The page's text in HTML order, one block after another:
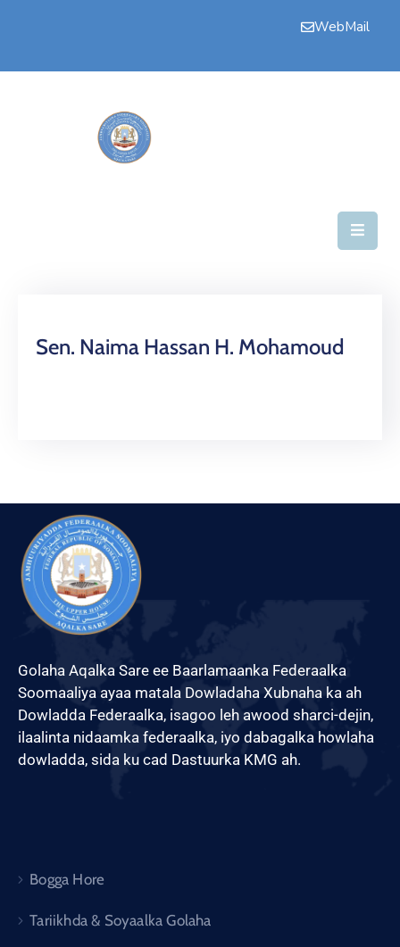
WebMail
Bogga
Nala
Sen. Naima Hassan H. Mohamoud
Golaha Aqalka Sare ee Baarlamaanka Federaalka
Soomaaliya ayaa matala Dowladaha Xubnaha ka ah
Dowladda Federaalka, isagoo leh awood sharci-dejin,
ilaalinta nidaamka federaalka, iyo dabagalka howlaha
dowladda, sida ku cad Dastuurka KMG ah.
Bogga Hore
Tariikhda & Soyaalka Golaha